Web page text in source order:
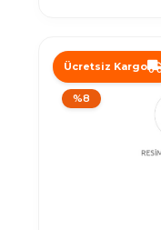
Ücretsiz Kargo
%8